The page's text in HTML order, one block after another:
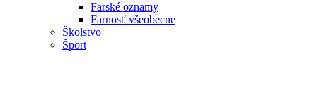
Farské oznamy
Farnosť všeobecne
Školstvo
Šport